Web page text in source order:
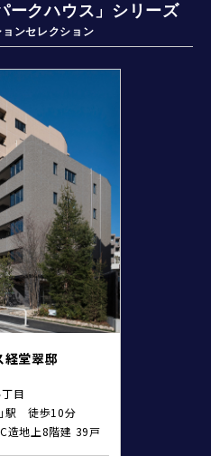
ークハウス」シリーズ
ンセレクション
経堂翠邸
目
駅 徒歩10分
造地上8階建 39戸